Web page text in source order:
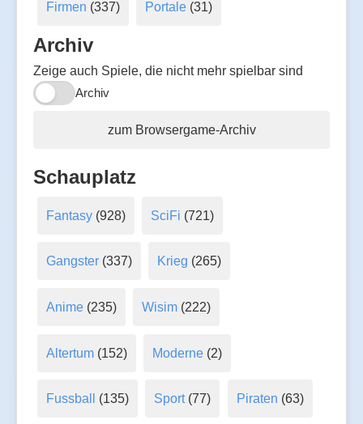
Firmen (337) Portale (31)
Archiv
Zeige auch Spiele, die nicht mehr spielbar sind
Archiv
zum Browsergame-Archiv
Schauplatz
Fantasy(928) SciFi (721)
Gangster(337) Krieg (265)
Anime(235) Wisim (222)
Altertum(152) Moderne (2)
Fussball (135) Sport(77) Piraten (63)